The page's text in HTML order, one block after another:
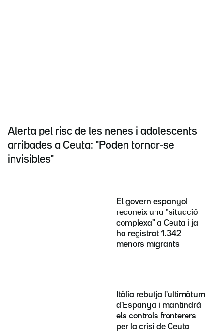
Alerta pel risc de les nenes i adolescents
arribades a Ceuta: "Poden tornar-se
invisibles"
El govern espanyol
reconeix una "situació
complexa" a Ceuta i ja
ha registrat 1.342
menors migrants
Itàlia rebutja l'ultimàtum
d'Espanya i mantindrà
els controls fronterers
per la crisi de Ceuta